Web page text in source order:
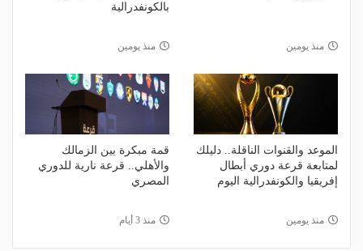
منذ يومين
بالكونفدرالية
منذ يومين
الموعد والقنوات الناقلة.. دليلك
لمتابعة قرعة دوري أبطال
إفريقيا والكونفدرالية اليوم
منذ يومين
قمة مبكرة بين الزمالك
والأهلي.. قرعة نارية للدوري
المصري
منذ 3 أيام